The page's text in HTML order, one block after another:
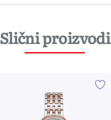
Slični proizvodi